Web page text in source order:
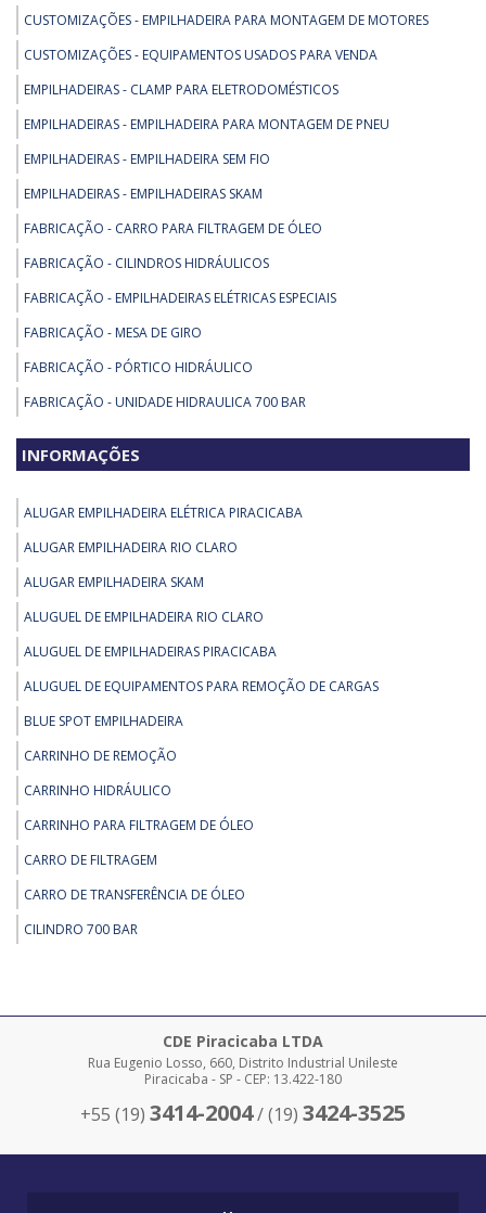
CUSTOMIZAÇÕES - EMPILHADEIRA PARA MONTAGEM DE MOTORES
CUSTOMIZAÇÕES - EQUIPAMENTOS USADOS PARA VENDA
EMPILHADEIRAS - CLAMP PARA ELETRODOMÉSTICOS
EMPILHADEIRAS - EMPILHADEIRA PARA MONTAGEM DE PNEU
EMPILHADEIRAS - EMPILHADEIRA SEM FIO
EMPILHADEIRAS - EMPILHADEIRAS SKAM
FABRICAÇÃO - CARRO PARA FILTRAGEM DE ÓLEO
FABRICAÇÃO - CILINDROS HIDRÁULICOS
FABRICAÇÃO - EMPILHADEIRAS ELÉTRICAS ESPECIAIS
FABRICAÇÃO - MESA DE GIRO
FABRICAÇÃO - PÓRTICO HIDRÁULICO
FABRICAÇÃO - UNIDADE HIDRAULICA 700 BAR
PEÇAS PARA EMPILHADEIRA - BLUE SPOT - FAROL ANTICOLISAO PARA
EMPILHADEIRAS - 24 36 48VDC
REMOÇÃO - TARTARUGA DE REMOÇAO
ATÉ 200TON
REMOÇÃO - TARTARUGA HIDRÁULICA DE 30 A 60 TON
REMOÇÃO - TRANSPORTADOR DE MOTOR 35 TONELADAS
INFORMAÇÕES
ALUGAR EMPILHADEIRA ELÉTRICA PIRACICABA
ALUGAR EMPILHADEIRA RIO CLARO
ALUGAR EMPILHADEIRA SKAM
ALUGUEL DE EMPILHADEIRA RIO CLARO
ALUGUEL DE EMPILHADEIRAS PIRACICABA
ALUGUEL DE EQUIPAMENTOS PARA REMOÇÃO DE CARGAS
BLUE SPOT EMPILHADEIRA
CARRINHO DE REMOÇÃO
CARRINHO HIDRÁULICO
CARRINHO PARA FILTRAGEM DE ÓLEO
CARRO DE FILTRAGEM
CARRO DE TRANSFERÊNCIA DE ÓLEO
CILINDRO 700 BAR
COMPRAR EMPILHADEIRA SKAM
COMPRAR MACACOS PARA REMOÇÃO
CDE Piracicaba LTDA
Rua Eugenio Losso, 660, Distrito Industrial Unileste
Piracicaba - SP - CEP: 13.422-180
+55 (19) 3414-2004/ (19) 3424-3525